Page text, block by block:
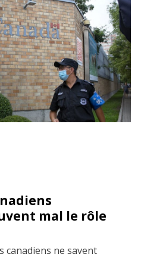
mal le rôle
canadiens ne savent